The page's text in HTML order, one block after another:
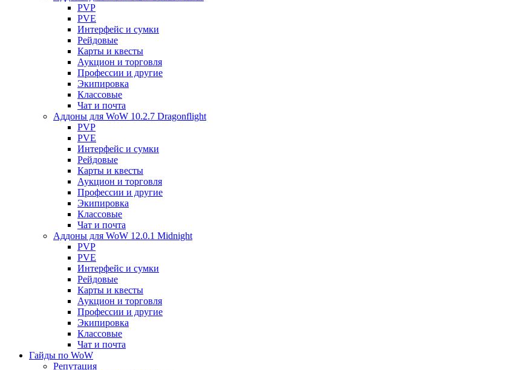
PVP
PVE
Интерфейс и сумки
Рейдовые
Карты и квесты
Аукцион и торговля
Профессии и другие
Экипировка
Классовые
Чат и почта
Аддоны для WoW 10.2.7 Dragonflight
PVP
PVE
Интерфейс и сумки
Рейдовые
Карты и квесты
Аукцион и торговля
Профессии и другие
Экипировка
Классовые
Чат и почта
Аддоны для WoW 12.0.1 Midnight
PVP
PVE
Интерфейс и сумки
Рейдовые
Карты и квесты
Аукцион и торговля
Профессии и другие
Экипировка
Классовые
Чат и почта
Гайды по WoW
Репутация